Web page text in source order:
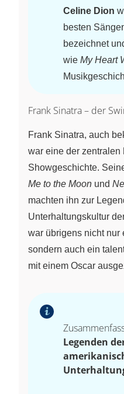
Celine Dion
besten
bezeichnet
wie My Heart
Frank Sinatra – der
Frank Sinatra, auch
war eine der zentralen
Showgeschichte.
Me to the Moon und
machten ihn zur
Unterhaltungskultur
war übrigens nicht nur
sondern auch ein
mit einem Oscar
Legenden